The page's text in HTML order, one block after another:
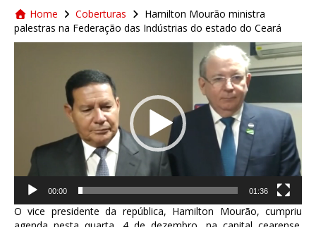
Home Coberturas
Hamilton Mourão ministra
palestras na Federação das Indústrias do estado do Ceará
00:00 01:36
O vice presidente da república, Hamilton Mourão, cumpriu